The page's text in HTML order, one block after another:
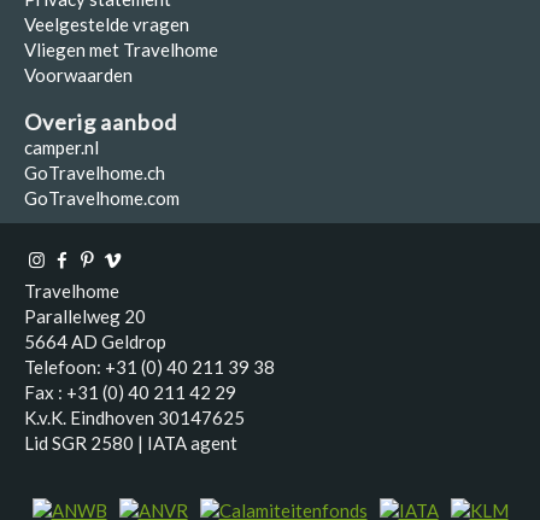
Veelgestelde vragen
Vliegen met Travelhome
Voorwaarden
Overig aanbod
camper.nl
GoTravelhome.ch
GoTravelhome.com
Travelhome
Parallelweg 20
5664 AD Geldrop
Telefoon: +31 (0) 40 211 39 38
Fax : +31 (0) 40 211 42 29
K.v.K. Eindhoven 30147625
Lid SGR 2580 | IATA agent